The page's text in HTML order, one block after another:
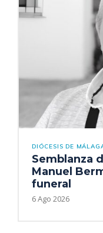
DIÓCESIS DE
Semblanza
Manuel
funeral
6 Ago 2026